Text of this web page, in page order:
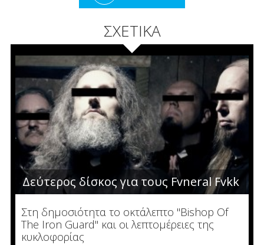
ΣΧΕΤΙΚΑ
Δεύτερος δίσκος για τους Fvneral Fvkk
Στη δημοσιότητα το οκτάλεπτο "Bishop Of
The Iron Guard" και οι λεπτομέρειες της
κυκλοφορίας